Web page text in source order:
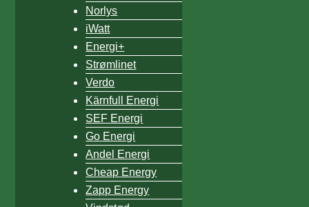
Norlys
iWatt
Energi+
Strømlinet
Verdo
Kärnfull Energi
SEF Energi
Go Energi
Andel Energi
Cheap Energy
Zapp Energy